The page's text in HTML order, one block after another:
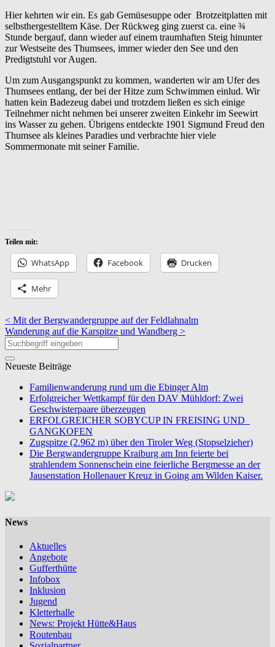
Hier kehrten wir ein. Es gab Gemüsesuppe oder Brotzeitplatten mit
selbsthergestelltem Käse. Der Rückweg ging zuerst ca. eine ¾
Stunde bergauf, dann wieder auf einem traumhaften Steig hinunter
zur Westseite des Thumsees, immer wieder den See und den
Predigtstuhl vor Augen.
Um zum Ausgangspunkt zu kommen, wanderten wir am Ufer des
Thumsees entlang, der bei der Hitze zum Schwimmen einlud. Wir
hatten kein Badezeug dabei und trotzdem ließen es sich einige
Teilnehmer nicht nehmen bei unserer zweiten Einkehr im Seewirt
ins Wasser zu gehen. Übrigens entdeckte 1901 Sigmund Freud den
Thumsee als kleines Paradies und verbrachte hier viele
Sommermonate mit seiner Familie.
Teilen mit:
WhatsApp Facebook Drucken
Mehr
< Mit der Bergwandergruppe auf der Feldlahnalm
Wanderung auf die Karspitze und Wandberg >
Neueste Beiträge
Familienwanderung rund um die Ebinger Alm
Erfolgreicher Wettkampf für den DAV Mühldorf: Zwei
Geschwisterpaare überzeugen
ERFOLGREICHER SOBYCUP IN FREISING UND
GANGKOFEN
Zugspitze (2.962 m) über den Tiroler Weg (Stopselzieher)
Die Bergwandergruppe Kraiburg am Inn feierte bei
strahlendem Sonnenschein eine feierliche Bergmesse an der
Jausenstation Hollenauer Kreuz in Going am Wilden Kaiser.
News
Aktuelles
Angebote
Gufferthütte
Infobox
Inklusion
Jugend
Kletterhalle
News: Projekt Hütte&Haus
Routenbau